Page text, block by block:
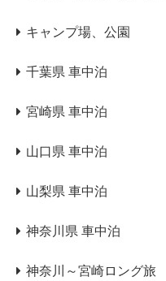
キャンプ場、公園
千葉県 車中泊
宮崎県 車中泊
山口県 車中泊
山梨県 車中泊
神奈川県 車中泊
神奈川～宮崎ロング旅